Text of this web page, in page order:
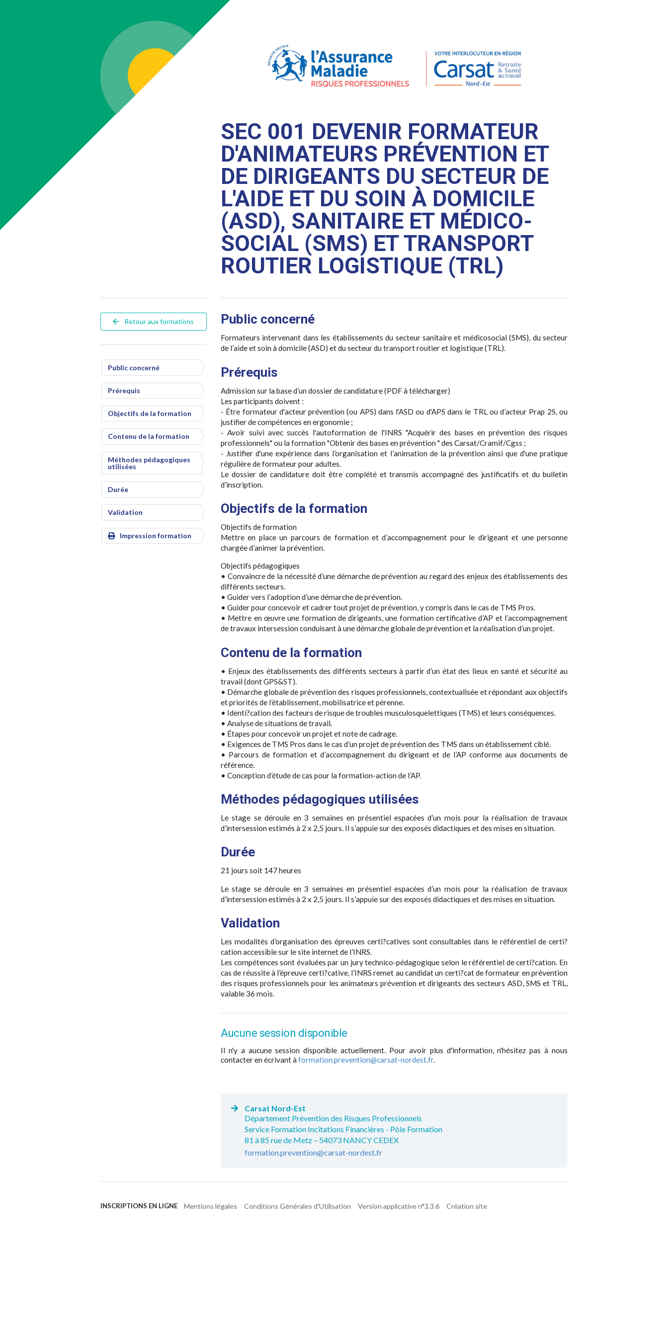
SEC 001 DEVENIR FORMATEUR
D'ANIMATEURS PRÉVENTION ET
DE DIRIGEANTS DU SECTEUR DE
L'AIDE ET DU SOIN À DOMICILE
(ASD), SANITAIRE ET MÉDICO-
SOCIAL (SMS) ET TRANSPORT
ROUTIER LOGISTIQUE (TRL)
Retour aux formations
Public concerné
Prérequis
Objectifs de la formation
Contenu de la formation
Méthodes pédagogiques
utilisées
Durée
Validation
Impression formation
Public concerné
Formateurs intervenant dans les établissements du secteur sanitaire et médicosocial (SMS), du secteur
de l’aide et soin à domicile (ASD) et du secteur du transport routier et logistique (TRL).
Prérequis
Admission sur la base d’un dossier de candidature (PDF à télécharger)
Les participants doivent :
- Être formateur d'acteur prévention (ou APS) dans l'ASD ou d'APS dans le TRL ou d’acteur Prap 2S, ou
justifier de compétences en ergonomie ;
- Avoir suivi avec succès l'autoformation de l'INRS "Acquérir des bases en prévention des risques
professionnels" ou la formation "Obtenir des bases en prévention " des Carsat/Cramif/Cgss ;
- Justifier d'une expérience dans l’organisation et l’animation de la prévention ainsi que d'une pratique
régulière de formateur pour adultes.
Le dossier de candidature doit être complété et transmis accompagné des justificatifs et du bulletin
d’inscription.
Objectifs de la formation
Objectifs de formation
Mettre en place un parcours de formation et d’accompagnement pour le dirigeant et une personne
chargée d’animer la prévention.
Objectifs pédagogiques
• Convaincre de la nécessité d’une démarche de prévention au regard des enjeux des établissements des
différents secteurs.
• Guider vers l’adoption d’une démarche de prévention.
• Guider pour concevoir et cadrer tout projet de prévention, y compris dans le cas de TMS Pros.
• Mettre en œuvre une formation de dirigeants, une formation certificative d’AP et l’accompagnement
de travaux intersession conduisant à une démarche globale de prévention et la réalisation d’un projet.
Contenu de la formation
• Enjeux des établissements des différents secteurs à partir d’un état des lieux en santé et sécurité au
travail (dont GPS&ST).
• Démarche globale de prévention des risques professionnels, contextualisée et répondant aux objectifs
et priorités de l’établissement, mobilisatrice et pérenne.
• Identi?cation des facteurs de risque de troubles musculosquelettiques (TMS) et leurs conséquences.
• Analyse de situations de travail.
• Étapes pour concevoir un projet et note de cadrage.
• Exigences de TMS Pros dans le cas d’un projet de prévention des TMS dans un établissement ciblé.
• Parcours de formation et d’accompagnement du dirigeant et de l’AP conforme aux documents de
référence.
• Conception d’étude de cas pour la formation-action de l’AP.
Méthodes pédagogiques utilisées
Le stage se déroule en 3 semaines en présentiel espacées d’un mois pour la réalisation de travaux
d’intersession estimés à 2 x 2,5 jours. Il s’appuie sur des exposés didactiques et des mises en situation.
Durée
21 jours soit 147 heures
Le stage se déroule en 3 semaines en présentiel espacées d’un mois pour la réalisation de travaux
d’intersession estimés à 2 x 2,5 jours. Il s’appuie sur des exposés didactiques et des mises en situation.
Validation
Les modalités d’organisation des épreuves certi?catives sont consultables dans le référentiel de certi?
cation accessible sur le site internet de l’INRS.
Les compétences sont évaluées par un jury technico-pédagogique selon le référentiel de certi?cation. En
cas de réussite à l’épreuve certi?cative, l’INRS remet au candidat un certi?cat de formateur en prévention
des risques professionnels pour les animateurs prévention et dirigeants des secteurs ASD, SMS et TRL,
valable 36 mois.
Aucune session disponible
Il n'y a aucune session disponible actuellement. Pour avoir plus d'information, n'hésitez pas à nous
contacter en écrivant àformation.prevention@carsat-nordest.fr.
Carsat Nord-Est
Département Prévention des Risques Professionnels
Service Formation Incitations Financières - Pôle Formation
81 à 85 rue de Metz – 54073 NANCY CEDEX
formation.prevention@carsat-nordest.fr
INSCRIPTIONS EN LIGNE Mentions légales Conditions Générales d'Utilisation Version applicative n°3.3.6 Création site